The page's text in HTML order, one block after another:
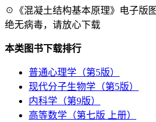
☉《混凝土结构基本原理》电子版
绝无病毒，请放心下载
本类图书下载排行
普通心理学（第5版）
现代分子生物学（第5版）
内科学（第9版）
高等数学（第七版 上册）